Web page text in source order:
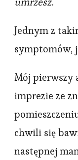
Jednym z
symptomów,
Mój pierwszy
imprezie ze
chwili się
następnej